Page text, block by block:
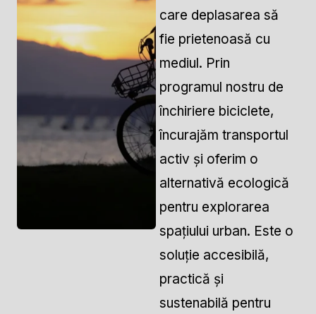
care deplasarea să
fie prietenoasă cu
mediul. Prin
programul nostru de
închiriere biciclete,
încurajăm transportul
activ și oferim o
alternativă ecologică
pentru explorarea
spațiului urban. Este o
soluție accesibilă,
practică și
sustenabilă pentru